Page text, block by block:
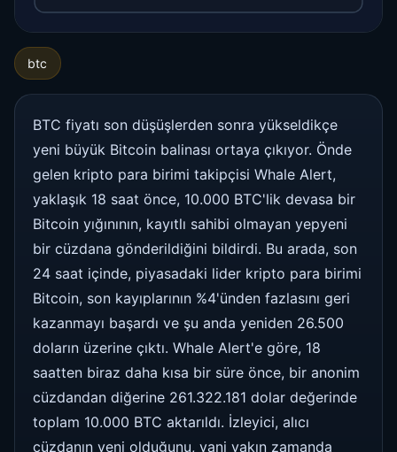
btc
BTC fiyatı son düşüşlerden sonra yükseldikçe
yeni büyük Bitcoin balinası ortaya çıkıyor. Önde
gelen kripto para birimi takipçisi Whale Alert,
yaklaşık 18 saat önce, 10.000 BTC'lik devasa bir
Bitcoin yığınının, kayıtlı sahibi olmayan yepyeni
bir cüzdana gönderildiğini bildirdi. Bu arada, son
24 saat içinde, piyasadaki lider kripto para birimi
Bitcoin, son kayıplarının %4'ünden fazlasını geri
kazanmayı başardı ve şu anda yeniden 26.500
doların üzerine çıktı. Whale Alert'e göre, 18
saatten biraz daha kısa bir süre önce, bir anonim
cüzdandan diğerine 261.322.181 dolar değerinde
toplam 10.000 BTC aktarıldı. İzleyici, alıcı
cüzdanın yeni olduğunu, yani yakın zamanda